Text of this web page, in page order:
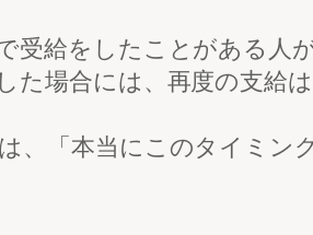
受給をしたことがある人が
た場合には、再度の支給
、「本当にこのタイミン